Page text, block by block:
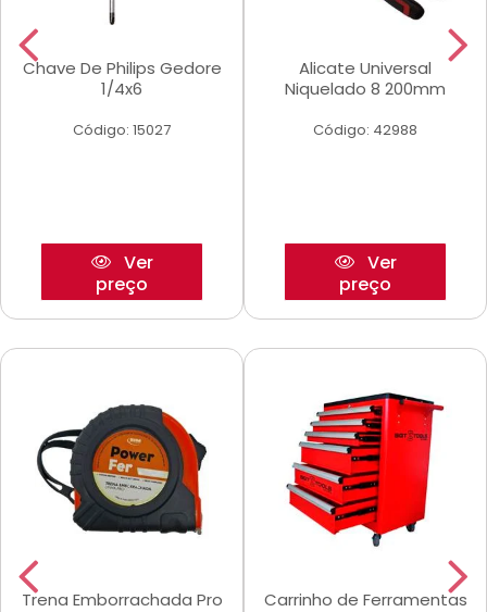
Chave De Philips Gedore
1/4x6
Código: 15027
Ver
preço
Alicate Universal
Niquelado 8 200mm
Código: 42988
Ver
preço
Trena Emborrachada Pro
Carrinho de Ferramentas